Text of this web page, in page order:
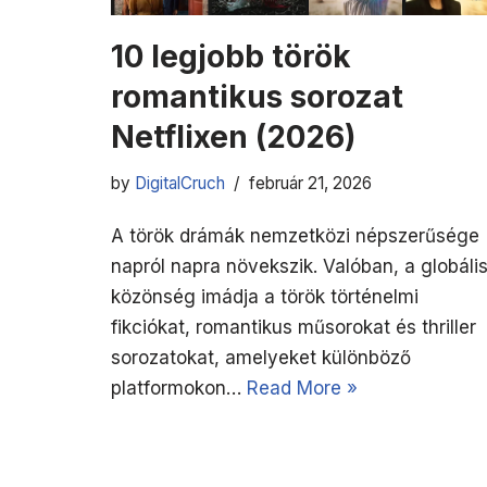
10 legjobb török
romantikus sorozat
Netflixen (2026)
by DigitalCruch február 21, 2026
A török drámák nemzetközi népszerűsége
napról napra növekszik. Valóban, a globális
közönség imádja a török történelmi
fikciókat, romantikus műsorokat és thriller
sorozatokat, amelyeket különböző
platformokon… Read More »